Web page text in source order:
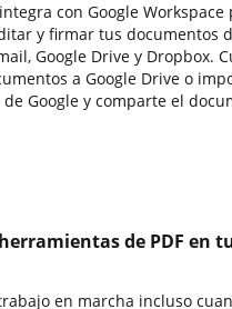
con Google
y firmar tus documentos
Google Drive y Dropbox.
a Google Drive o
Google y comparte el
de PDF en
en marcha incluso